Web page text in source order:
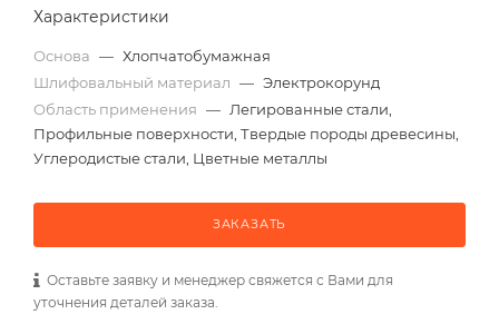
Характеристики
Основа — Хлопчатобумажная
Шлифовальный материал — Электрокорунд
Область применения — Легированные стали,
Профильные поверхности, Твердые породы древесины,
Углеродистые стали, Цветные металлы
ЗАКАЗАТЬ
Оставьте заявку и менеджер свяжется с Вами для
уточнения деталей заказа.